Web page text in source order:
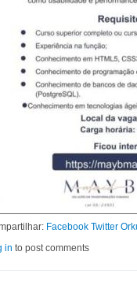
Facebook Twitter
in to post comments